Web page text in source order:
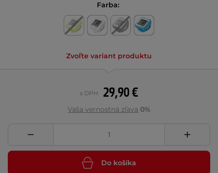
Farba:
Zvoľte variant produktu
29,90 €
s DPH
Vaša vernostná zľava 0%
Do košíka